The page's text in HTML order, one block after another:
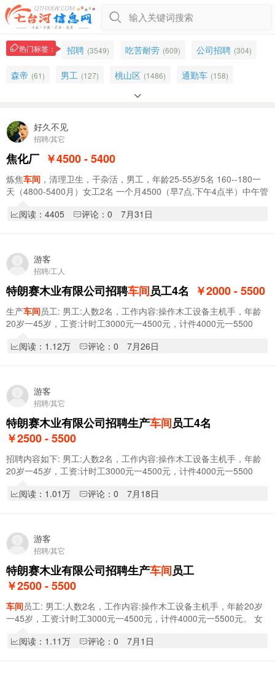
输入关键词搜索
热门标签： 招聘 (3549) 吃苦耐劳 (609) 公司招聘 (304)
森帝 (61) 男工 (127) 桃山区 (1486) 通勤车 (158)
普工
办公室 (220)
加工
男女不限 (670) 新兴区 (314) 通勤 (112) 组装 (41)

好久不见
招聘/其它
焦化厂 ￥4500 - 5400
炼焦车间 ，清理卫生，干杂活，男工，年龄25-55岁5名 160--180一
天（4800-5400月）女工2名 一个月4500（早7点.下午4点半）中午管
阅读：4405
评论：0 7月31日
游客
招聘/工人
特朗赛木业有限公司招聘车间员工4名 ￥2000 - 5500
生产车间员工: 男工:人数2名，工作内容:操作木工设备主机手，年龄
20岁一45岁，工资:计时工3000元一4500元，计件4000元一5500
阅读：1.12万
评论：0 7月26日
游客
招聘/其它
特朗赛木业有限公司招聘生产车间员工4名
￥2500 - 5500
招聘内容如下: 男工:人数2名，工作内容:操作木工设备主机手，年龄
20岁一45岁，工资:计时工3000元一4500元，计件4000元一5500
阅读：1.01万
评论：0 7月18日
游客
招聘/其它
特朗赛木业有限公司招聘生产车间员工
￥2500 - 5500
车间员工: 男工:人数2名，工作内容:操作木工设备主机手，年龄20岁
一45岁，工资:计时工3000元一4500元，计件4000元一5500元。 女
阅读：1.11万
评论：0 7月1日